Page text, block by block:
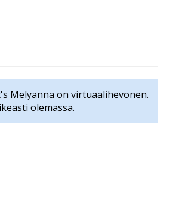
Melyanna on virtuaalihevonen.
olemassa.